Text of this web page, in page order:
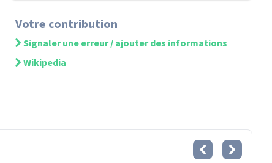
Votre contribution
Signaler une erreur / ajouter des informations
Wikipedia